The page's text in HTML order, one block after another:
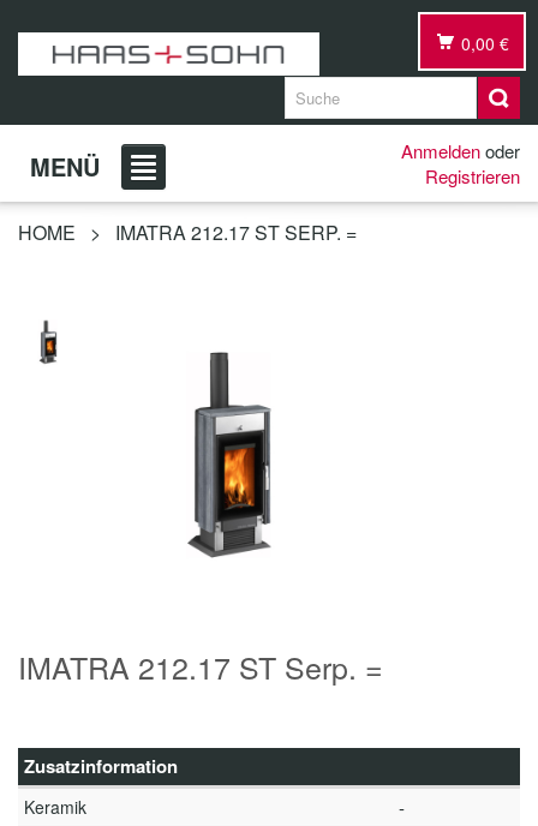
0,00 €
MENÜ Anmeldenoder
Registrieren
HOME > IMATRA 212.17 ST SERP. =
IMATRA 212.17 ST Serp. =
Zusatzinformation
Keramik -